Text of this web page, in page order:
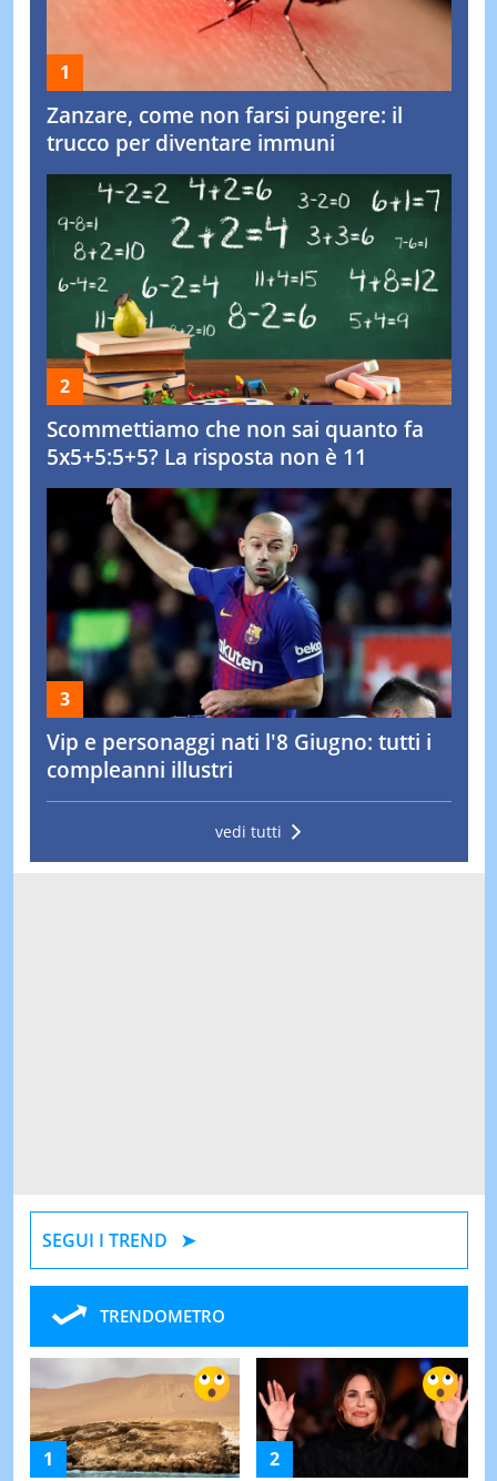
Zanzare, come non farsi pungere: il
trucco per diventare immuni
Scommettiamo che non sai quanto fa
5x5+5:5+5? La risposta non è 11
Vip e personaggi nati l'8 Giugno: tutti i
compleanni illustri
vedi tutti
SEGUI I TREND
TRENDOMETRO